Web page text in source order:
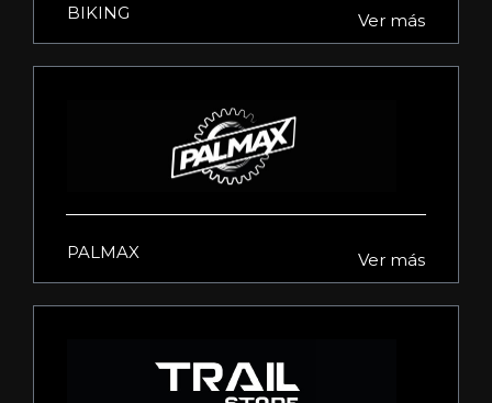
BIKING Ver más
PALMAX Ver más